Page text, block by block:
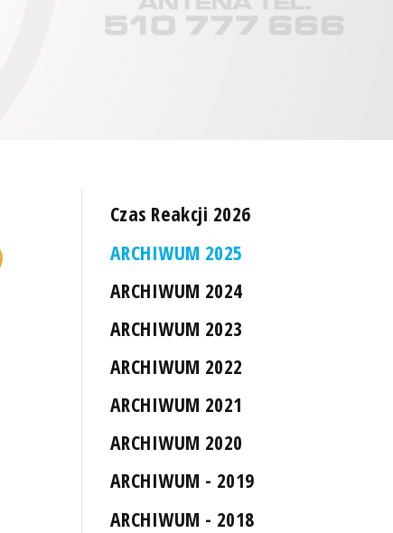
Czas Reakcji 2026
ARCHIWUM 2025
ARCHIWUM 2024
ARCHIWUM 2023
ARCHIWUM 2022
ARCHIWUM 2021
ARCHIWUM 2020
ARCHIWUM - 2019
ARCHIWUM - 2018